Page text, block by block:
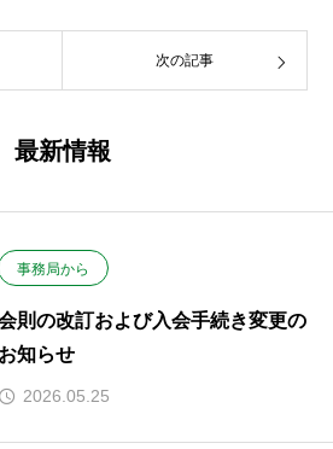
次の記事
最新情報
事務局から
則の改訂および入会手続き変更の
お知らせ
2026.05.25